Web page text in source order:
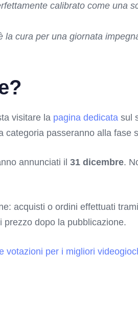
calibrato come una
la cura per una giornata
visitare la pagina dedicata sul
categoria passeranno alla fase
annunciati il 31 dicembre.
acquisti o ordini effettuati
dopo la pubblicazione.
votazioni per i migliori